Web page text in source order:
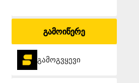
გამოიწერე
გამოგვყევი